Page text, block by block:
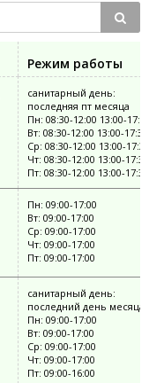
Режим работы
санитарный день:
последняя пт месяца
Пн: 08:30-12:00 13:00-
Вт: 08:30-12:00 13:00-17:30
Ср: 08:30-12:00 13:00-17:30
Чт: 08:30-12:00 13:00-17:30
Пт: 08:30-12:00 13:00-17:30
Пн: 09:00-17:00
Вт: 09:00-17:00
Ср: 09:00-17:00
Чт: 09:00-17:00
Пт: 09:00-17:00
санитарный день:
последний день месяца
Пн: 09:00-17:00
Вт: 09:00-17:00
Ср: 09:00-17:00
Чт: 09:00-17:00
Пт: 09:00-16:00